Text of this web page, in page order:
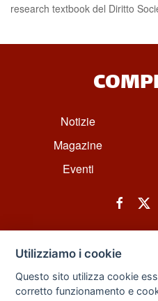
research textbook del Diritto
Notizie
Magazine
Eventi
© All rights reserved. Powered
Utilizziamo i cookie
Questo sito utilizza cookie
corretto funzionamento e